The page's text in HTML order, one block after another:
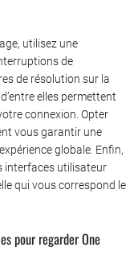
utilisez une
de
de résolution sur la
elles permettent
connexion. Opter
vous garantir une
globale. Enfin,
interfaces utilisateur
qui vous correspond le
pour regarder One